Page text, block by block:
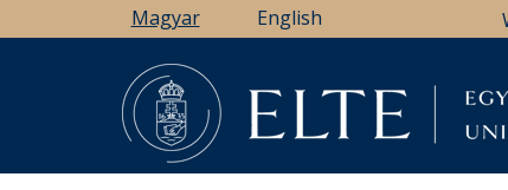
a
Magyar English